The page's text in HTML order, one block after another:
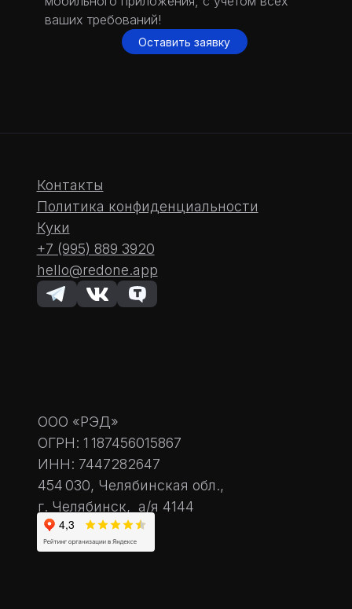
ваших требований!
Оставить заявку
Есть вопросы?
Контакты
Политика конфиденциальности
Куки
+7 (995) 889 3920
hello@redone.app
ООО «РЭД»
ОГРН: 1 187456015867
ИНН: 7447282647
454 030, Челябинская обл.,
г. Челябинск, а/я 4144